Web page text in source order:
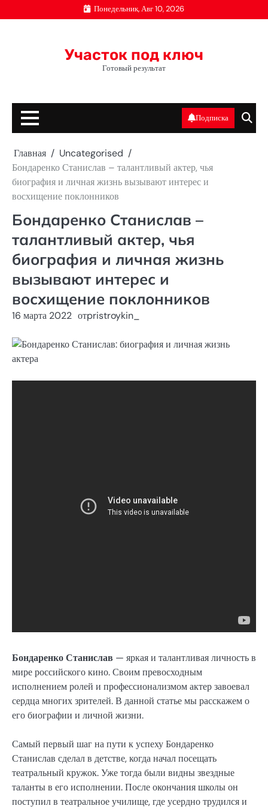
к
Понедельник, Авг 10, 2026
Участок под ключ
Готовый результат
Подписка
Главная
Uncategorised
Бондаренко Станислав – талантливый актер, чья
биография и личная жизнь вызывают интерес и
восхищение поклонников
Бондаренко Станислав –
талантливый актер, чья
биография и личная жизнь
вызывают интерес и
восхищение поклонников
16 марта 2022 отpristroykin_
Бондаренко Станислав — яркая и талантливая личность в
мире российского кино. Своим превосходным
исполнением ролей и профессионализмом актер завоевал
сердца многих зрителей. В данной статье мы расскажем о
его биографии и личной жизни.
Самый первый шаг на пути к успеху Бондаренко
Станислав сделал в детстве, когда начал посещать
театральный кружок. Уже тогда были видны звездные
таланты в его исполнении. После окончания школы он
поступил в театральное училище, где усердно трудился и